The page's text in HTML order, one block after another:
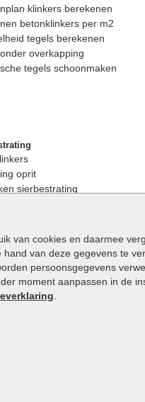
van cookies en daarmee
van deze gegevens te
persoonsgegevens
moment aanpassen in de
klinkers berekenen
betonklinkers per m2
tegels berekenen
overkapping
tegels schoonmaken
oprit
sierbestrating
bestrating